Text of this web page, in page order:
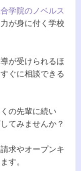
学院のノベルス
が身に付く学校
が受けられるほ
ぐに相談できる
の先輩に続い
てみませんか？
求やオープンキ
す。